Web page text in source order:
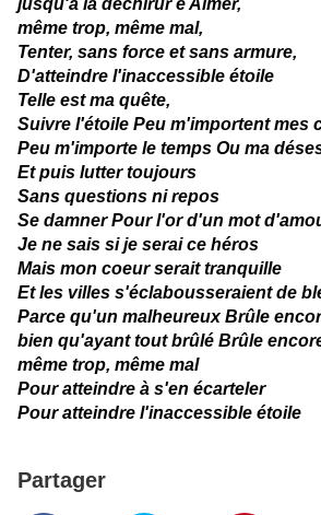
jusqu'à la déchirur e Aimer,
même trop, même mal,
Tenter, sans force et sans armure,
D'atteindre l'inaccessible étoile
Telle est ma quête,
Suivre l'étoile Peu m'importent mes
Peu m'importe le temps Ou ma
Et puis lutter toujours
Sans questions ni repos
Se damner Pour l'or d'un mot
Je ne sais si je serai ce héros
Mais mon coeur serait tranquille
Et les villes s'éclabousseraient de
Parce qu'un malheureux Brûle
bien qu'ayant tout brûlé Brûle
même trop, même mal
Pour atteindre à s'en écarteler
Pour atteindre l'inaccessible étoile
Partager